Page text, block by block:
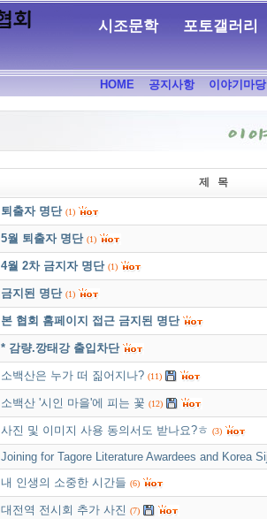
시조문학 포토갤러리
HOME 공지사항 이야기마당
제 목
퇴출자 명단 (1)
5월 퇴출자 명단 (1)
4월 2차 금지자 명단 (1)
금지된 명단 (1)
본 협회 홈페이지 접근 금지된 명단
* 감량.깡태강 출입차단
소백산은 누가 떠 짊어지나? (11)
소백산 '시인 마을'에 피는 꽃 (12)
사진 및 이미지 사용 동의서도 받나요?ㅎ (3)
Joining for Tagore Literature Awardees and Korea
내 인생의 소중한 시간들 (6)
대전역 전시회 추가 사진 (7)